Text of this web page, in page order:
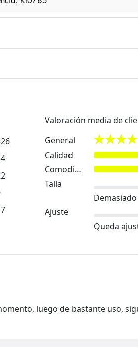
Valoración media de
General
Calidad
Comodidad
Talla
Ajuste
Queda
luego de bastante uso,